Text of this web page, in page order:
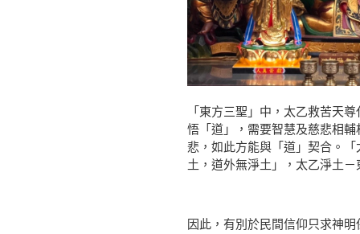
「東方三聖」中，太乙救苦天
悟「道」，需要智慧及慈悲相
悲，如此方能與「道」契合。
土，道外無淨土」，太乙淨土
因此，有別於民間信仰只求神